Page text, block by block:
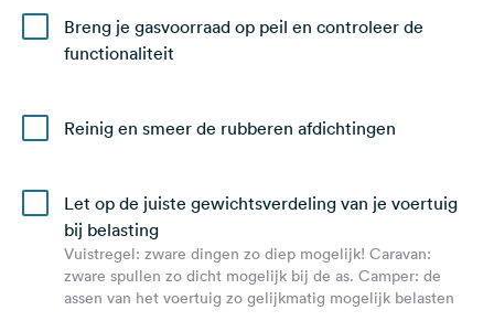
Breng je gasvoorraad op peil en controleer de
functionaliteit
Reinig en smeer de rubberen afdichtingen
Let op de juiste gewichtsverdeling van je voertuig
bij belasting
Vuistregel: zware dingen zo diep mogelijk! Caravan:
zware spullen zo dicht mogelijk bij de as. Camper: de
assen van het voertuig zo gelijkmatig mogelijk belasten